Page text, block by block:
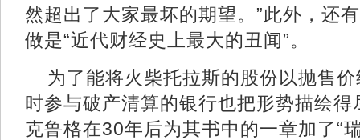
然超出了大家最坏的期望。”此外，还
做是“近代财经史上最大的丑闻”。
为了能将火柴托拉斯的股份以抛售
时参与破产清算的银行也把形势描绘得
克鲁格在30年后为其书中的一章加了“